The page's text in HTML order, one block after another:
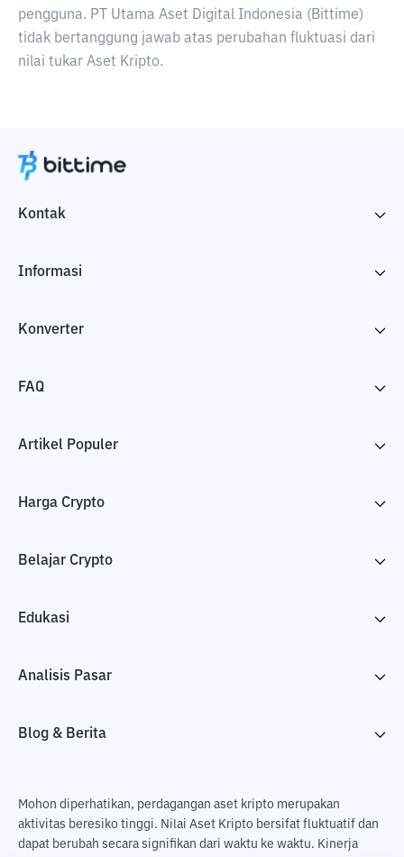
pengguna. PT Utama Aset Digital Indonesia (Bittime)
tidak bertanggung jawab atas perubahan fluktuasi dari
nilai tukar Aset Kripto.
Kontak
Informasi
Konverter
FAQ
Artikel Populer
Harga Crypto
Belajar Crypto
Edukasi
Analisis Pasar
Blog & Berita
Mohon diperhatikan, perdagangan aset kripto merupakan
aktivitas beresiko tinggi. Nilai Aset Kripto bersifat fluktuatif dan
dapat berubah secara signifikan dari waktu ke waktu. Kinerja